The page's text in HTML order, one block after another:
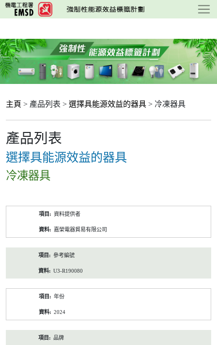
跳
至
要
內
容
主頁 > 產品列表 > 選擇具能源效益的器具 > 冷凍器具
產品列表
選擇具能源效益的器具
冷凍器具
資料提供者
嘉榮電器貿易有限公司
參考編號
U3-R190080
年份
2024
品牌